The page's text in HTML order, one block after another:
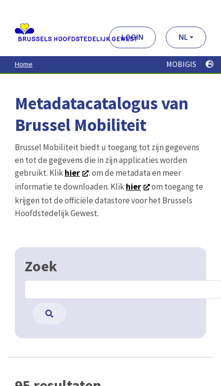
contenu
principal
LOGIN NL
Home MOBIGIS
Metadatacatalogus van
Brussel Mobiliteit
Brussel Mobiliteit biedt u toegang tot zijn gegevens
en tot de gegevens die in zijn applicaties worden
gebruikt. Klikhier
. om de metadata en meer
informatie te downloaden. Klikhier
om toegang te
krijgen tot de officiële datastore voor het Brussels
Hoofdstedelijk Gewest.
Zoek